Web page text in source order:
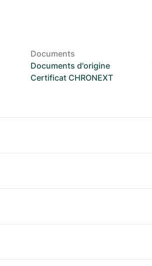
Documents
Documents d'origine
Certificat CHRONEXT